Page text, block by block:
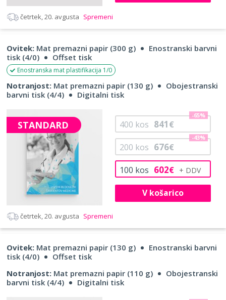
četrtek, 20. avgusta Spremeni
Ovitek: Mat premazni papir (300 g)
Enostranski barvni
tisk (4/0)
Offset tisk
Enostranska mat plastifikacija 1/0
Notranjost: Mat premazni papir (130 g)
Obojestranski
barvni tisk (4/4)
Digitalni tisk
STANDARD
100 kos 602€
200 kos 676€
-43%
400 kos 841€
-65%
V košarico
četrtek, 20. avgusta Spremeni
Ovitek: Mat premazni papir (130 g)
Enostranski barvni
tisk (4/0)
Offset tisk
Notranjost: Mat premazni papir (110 g)
Obojestranski
barvni tisk (4/4)
Digitalni tisk